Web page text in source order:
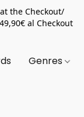
the Checkout/
al Checkout
Genres